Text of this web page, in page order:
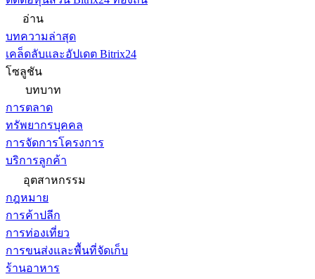
อ่าน
บทความล่าสุด
เคล็ดลับและอัปเดต Bitrix24
โซลูชัน
บทบาท
การตลาด
ทรัพยากรบุคคล
การจัดการโครงการ
บริการลูกค้า
อุตสาหกรรม
กฎหมาย
การค้าปลีก
การท่องเที่ยว
การขนส่งและพื้นที่จัดเก็บ
ร้านอาหาร